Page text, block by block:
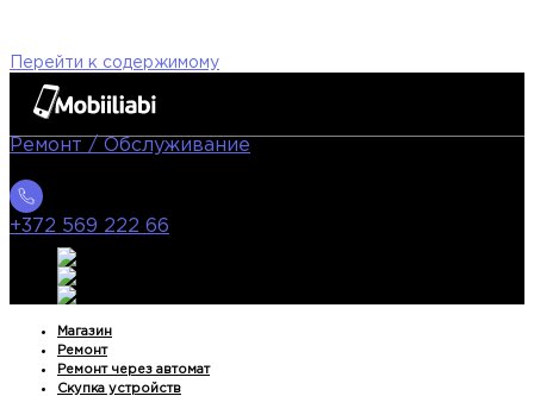
Перейти к содержимому
Ремонт / Oбслуживание
+372 569 222 66
Магазин
Ремонт
Ремонт через автомат
Скупка устройств